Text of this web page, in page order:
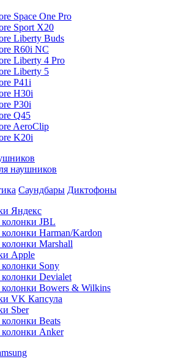
Space One Pro
Sport X20
Liberty Buds
R60i NC
Liberty 4 Pro
Liberty 5
P41i
H30i
P30i
Q45
AeroClip
K20i
наушников
Саундбары Диктофоны
Яндекс
JBL
Harman/Kardon
Marshall
Apple
Sony
Devialet
Bowers & Wilkins
VK Капсула
Sber
Beats
Anker